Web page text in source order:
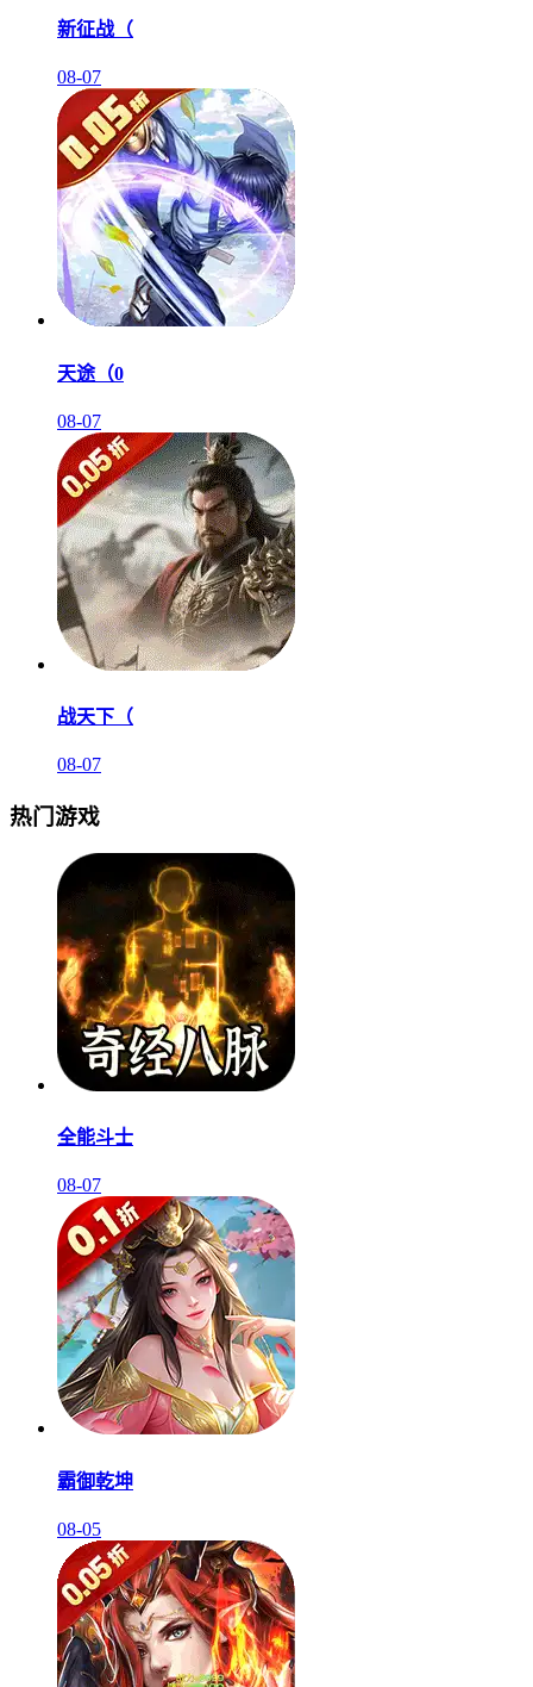
新征战（
08-07
天途（0
08-07
战天下（
08-07
热门游戏
全能斗士
08-07
霸御乾坤
08-05